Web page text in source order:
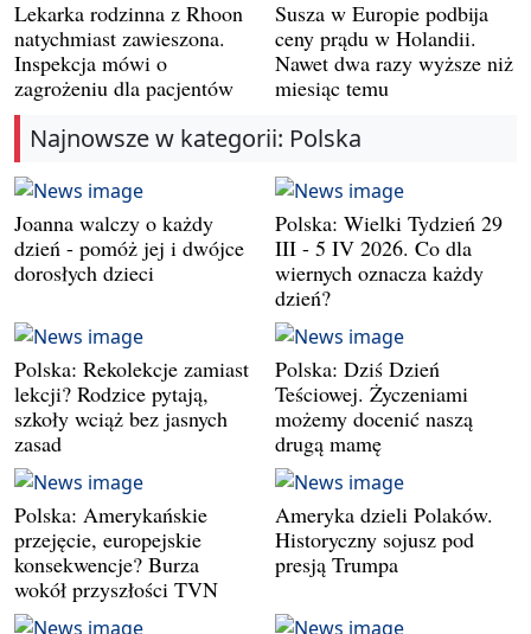
Lekarka rodzinna z Rhoon
natychmiast zawieszona.
Inspekcja mówi o
zagrożeniu dla pacjentów
Susza w Europie podbija
ceny prądu w Holandii.
Nawet dwa razy wyższe niż
miesiąc temu
Najnowsze w kategorii: Polska
Joanna walczy o każdy
dzień - pomóż jej i dwójce
dorosłych dzieci
Polska: Wielki Tydzień 29
III - 5 IV 2026. Co dla
wiernych oznacza każdy
dzień?
Polska: Rekolekcje zamiast
lekcji? Rodzice pytają,
szkoły wciąż bez jasnych
zasad
Polska: Dziś Dzień
Teściowej. Życzeniami
możemy docenić naszą
drugą mamę
Polska: Amerykańskie
przejęcie, europejskie
konsekwencje? Burza
wokół przyszłości TVN
Ameryka dzieli Polaków.
Historyczny sojusz pod
presją Trumpa